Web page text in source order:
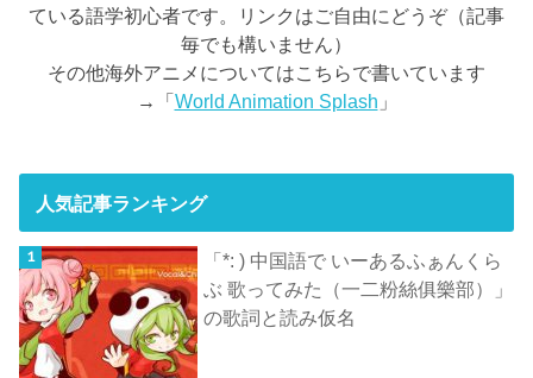
ている語学初心者です。リンクはご自由にどうぞ（記事
毎でも構いません）
その他海外アニメについてはこちらで書いています
→「World Animation Splash 」
人気記事ランキング
「*: ) 中国語で いーあるふぁんくら
ぶ 歌ってみた（一二粉絲俱樂部）」
の歌詞と読み仮名